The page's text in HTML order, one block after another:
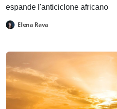
espande l'anticiclone africano
Elena Rava